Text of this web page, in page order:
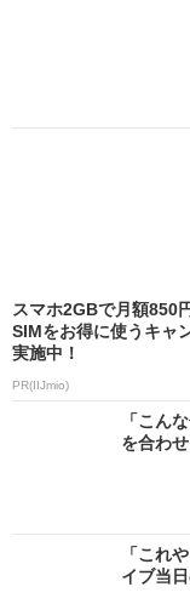
スマホ2GBで月額850
SIMをお得に使うキャ
実施中！
PR(IIJmio)
「こん
を合わ
「これ
イブ当